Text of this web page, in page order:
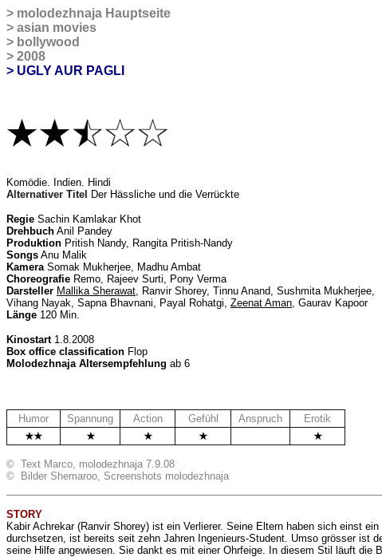
> molodezhnaja Hauptseite
> asian movies
> bollywood
> 2008
> UGLY AUR PAGLI
Komödie. Indien. Hindi
Alternativer Titel
Der Hässliche und die Verrückte
Regie Sachin Kamlakar Khot
Drehbuch Anil Pandey
Produktion Pritish Nandy, Rangita Pritish-Nandy
Songs Anu Malik
KameraSomak Mukherjee, Madhu Ambat
Choreografie Remo, Rajeev Surti, Pony Verma
Darsteller Mallika Sherawat, Ranvir Shorey, Tinnu Anand, Sushmita Mukherjee,
Vihang Nayak, Sapna Bhavnani, Payal Rohatgi, Zeenat Aman, Gaurav Kapoor
Länge 120 Min.
Kinostart1.8.2008
Box office classification Flop
Molodezhnaja Altersempfehlung ab 6
Humor Spannung Action Gefühl Anspruch
Erotik
© Text Marco, molodezhnaja 7.9.08
© Bilder Shemaroo, Screenshots molodezhnaja
STORY
Kabir Achrekar (Ranvir Shorey) ist ein Verlierer. Seine Eltern haben sich einst
durchsetzen, ist bereits seit zehn Jahren Ingenieurs-Student. Umso grösser
seine Hilfe angewiesen. Sie dankt es mit einer Ohrfeige. In diesem Stil läuft